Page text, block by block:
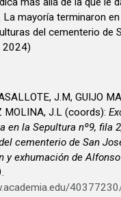
La mayoría terminaron
del cementerio de
2024)
J.M, GUIJO
MOLINA, J.L (coords):
en la Sepultura nº9, fila
cementerio de San
y exhumación de